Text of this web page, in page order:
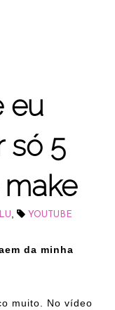
eu
só 5
, YOUTUBE
da minha
muito. No vídeo